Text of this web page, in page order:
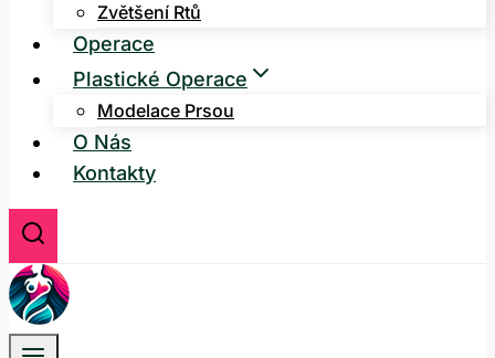
Zvětšení Rtů
Operace
Plastické Operace
Modelace Prsou
O Nás
Kontakty